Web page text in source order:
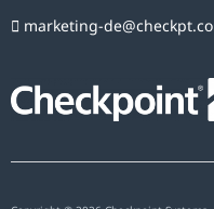
Einwilligung
Die
dieser
marketing-